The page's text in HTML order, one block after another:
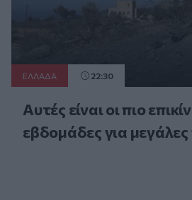
ΕΛΛAΔΑ 22:30
Αυτές είναι οι πιο
εβδομάδες για μεγάλες